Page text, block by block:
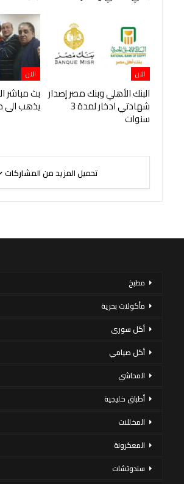
الان
البنك الأهلي وبنك مصر إصدار
شهادتي ادخار لمدة 3
سنوات
الان
بث مباشر
يذهب الى
تحميل المزيد من المشاركات
مطبخ
مأكولات بحرية
أكل سورى
أكل صيامي
المحاشي
أطباق خليجية
المخللات
المعكرونة
سندوتشات